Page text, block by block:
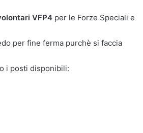
VFP4 per le Forze Speciali e
per fine ferma purchè si faccia
i posti disponibili: